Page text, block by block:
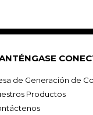
de Generación de
Productos